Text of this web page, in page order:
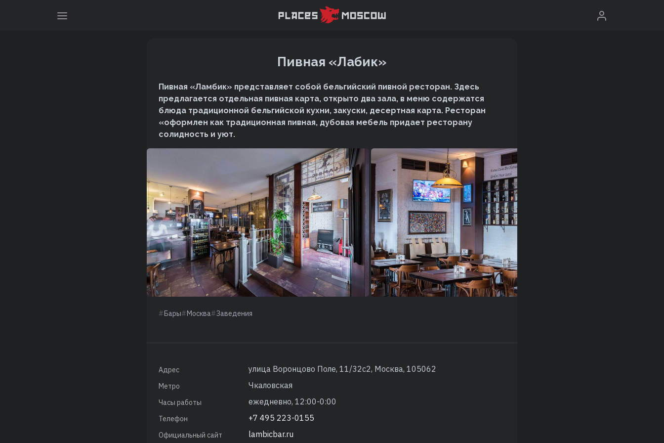
Пивная «Лабик»
Пивная «Ламбик» представляет собой бельгийский пивной ресторан. Здесь
предлагается отдельная пивная карта, открыто два зала, в меню содержатся
блюда традиционной бельгийской кухни, закуски, десертная карта. Ресторан
«оформлен как традиционная пивная, дубовая мебель придает ресторану
солидность и уют.
Бары Москва Заведения
Адрес улица Воронцово Поле, 11/32с2, Москва, 105062
Метро Чкаловская
Часы работы ежедневно, 12:00-0:00
Телефон +7 495 223-0155
Официальный сайт lambicbar.ru